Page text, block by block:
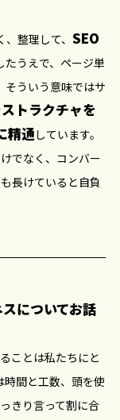
整理して、 SEO
たうえで、ページ単
そういう意味ではサ
トラクチャを
精通 しています。
でなく、コンバー
長けていると自負
についてお話
ことは私たちにと
時間と工数、頭を使
きり言って割に合